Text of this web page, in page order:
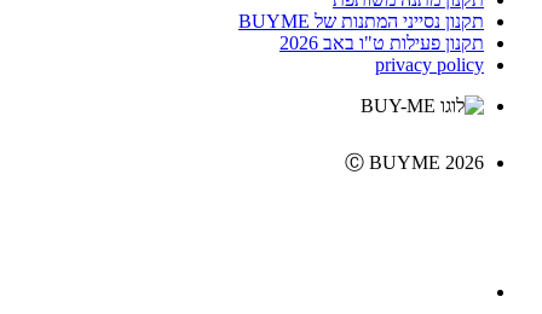
תקנון נסייני המתנות של BUYME
תקנון פעילות ט"ו באב 2026
privacy policy
Ⓒ BUYME 2026